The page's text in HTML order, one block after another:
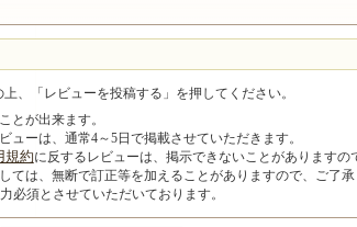
、「レビューを投稿する」を押してください。
とが出来ます。
ューは、通常4～5日で掲載させていただきます。
規約に反するレビューは、掲示できないことがありますの
ては、無断で訂正等を加えることがありますので、ご了承
必須とさせていただいております。